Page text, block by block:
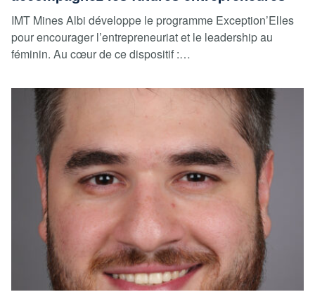
IMT Mines Albi développe le programme Exception’Elles
pour encourager l’entrepreneuriat et le leadership au
féminin. Au cœur de ce dispositif :…